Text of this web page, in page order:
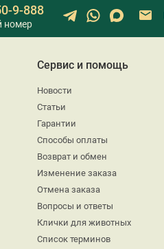
9-888
номер
Сервис и помощь
Новости
Статьи
Гарантии
Способы оплаты
Возврат и обмен
Изменение заказа
Отмена заказа
Вопросы и ответы
Клички для животных
Список терминов